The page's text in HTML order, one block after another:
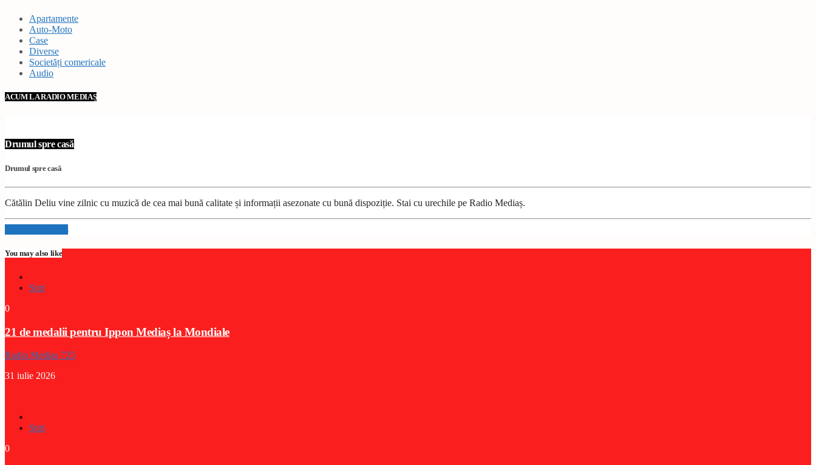
Apartamente
Auto-Moto
Case
Diverse
Societăți comericale
Audio
ACUM LA RADIO MEDIAȘ
Drumul spre casă
Drumul spre casă
Cătălin Deliu vine zilnic cu muzică de cea mai bună calitate și informații asezonate cu bună dispoziție. Stai cu urechile pe Radio Mediaș.
Info and episodes
You may also like
Stiri
0
21 de medalii pentru Ippon Mediaș la Mondiale
Radio Medias 725
31 iulie 2026
Stiri
0